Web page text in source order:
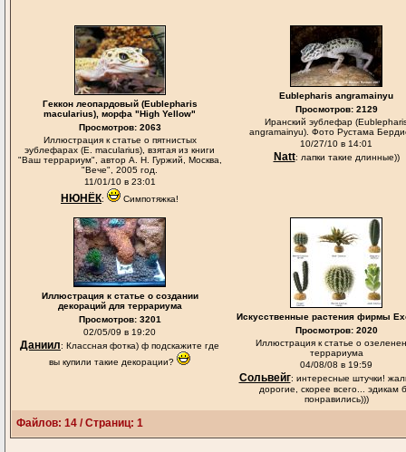
Геккон леопардовый (Eublepharis
macularius), морфа "High Yellow"
Просмотров: 2063
Иллюстрация к статье о пятнистых
эублефарах (E. macularius), взятая из книги
"Ваш террариум", автор А. Н. Гуржий, Москва,
"Вече", 2005 год.
11/01/10 в 23:01
НЮНЁК: Симпотяжка!
Eublepharis angramainyu
Просмотров: 2129
Иранский эублефар
angramainyu). Фото Рустама
10/27/10 в 14:01
Natt: лапки такие длинные))
Иллюстрация к статье о создании
декораций для террариума
Просмотров: 3201
02/05/09 в 19:20
Даниил: Классная фотка) ф подскажите где
вы купили такие декорации?
Искусственные растения фирмы
Просмотров: 2020
Иллюстрация к статье о
террариума
04/08/08 в 19:59
Сольвейг: интересные штучки!
дорогие, скорее всего... эдикам
понравились)))
Файлов: 14 / Страниц: 1